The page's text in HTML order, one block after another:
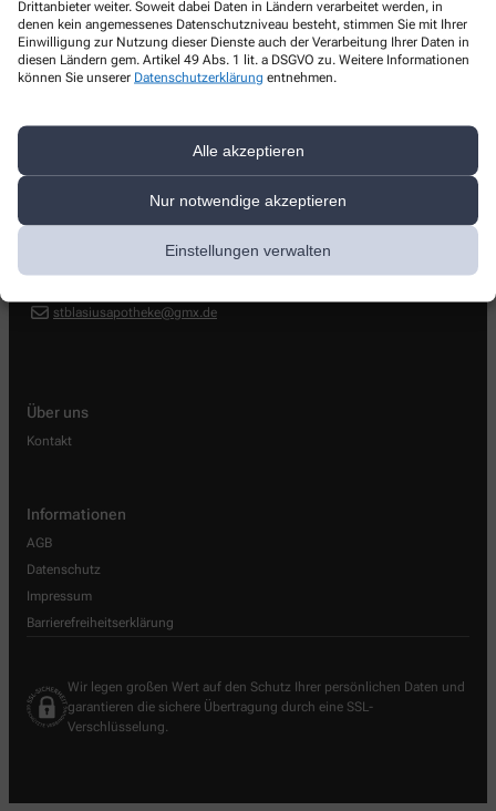
Drittanbieter weiter. Soweit dabei Daten in Ländern verarbeitet werden, in
denen kein angemessenes Datenschutzniveau besteht, stimmen Sie mit Ihrer
Einwilligung zur Nutzung dieser Dienste auch der Verarbeitung Ihrer Daten in
diesen Ländern gem. Artikel 49 Abs. 1 lit. a DSGVO zu. Weitere Informationen
können Sie unserer Datenschutzerklärung entnehmen.
Alle akzeptieren
Nur notwendige akzeptieren
Einstellungen verwalten
A WordPress Commenter zuHello world!
St. Blasius-Apotheke
+49-89/2555130043
stblasiusapotheke@gmx.de
Über uns
Kontakt
Informationen
AGB
Datenschutz
Impressum
Barrierefreiheitserklärung
Wir legen großen Wert auf den Schutz Ihrer persönlichen Daten und
garantieren die sichere Übertragung durch eine SSL-
Verschlüsselung.